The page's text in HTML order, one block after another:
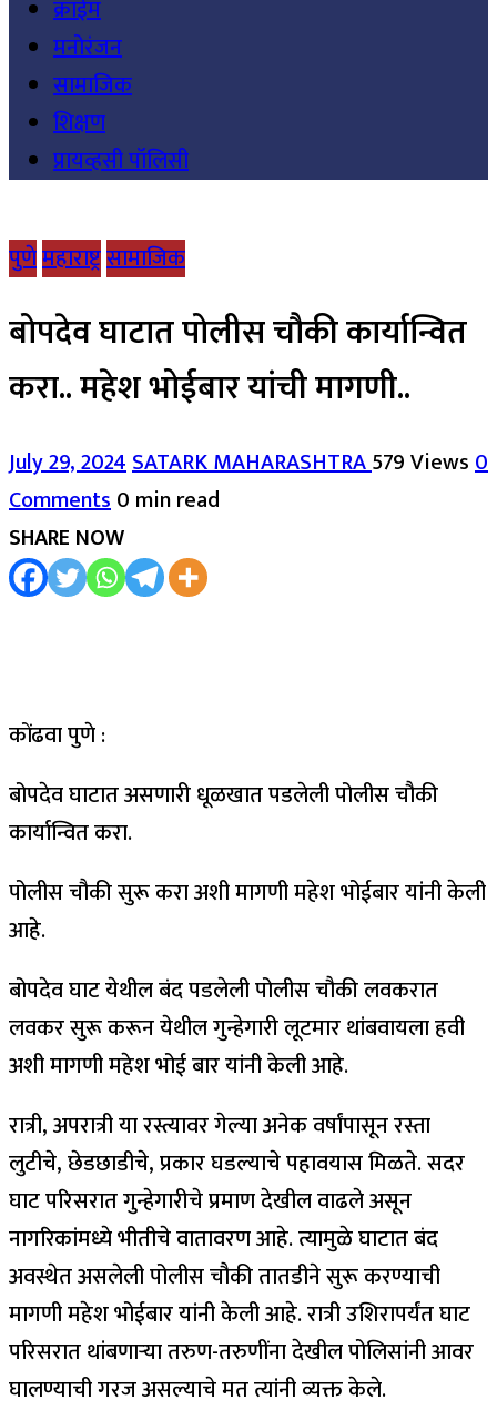
क्राईम
मनोरंजन
सामाजिक
शिक्षण
प्रायव्हसी पॉलिसी
पुणेमहाराष्ट्रसामाजिक
बोपदेव घाटात पोलीस चौकी कार्यान्वित
करा.. महेश भोईबार यांची मागणी..
July 29, 2024SATARK MAHARASHTRA579 Views0
Comments0 min read
SHARE NOW
कोंढवा पुणे :
बोपदेव घाटात असणारी धूळखात पडलेली पोलीस चौकी
कार्यान्वित करा.
पोलीस चौकी सुरू करा अशी मागणी महेश भोईबार यांनी केली
आहे.
बोपदेव घाट येथील बंद पडलेली पोलीस चौकी लवकरात
लवकर सुरू करून येथील गुन्हेगारी लूटमार थांबवायला हवी
अशी मागणी महेश भोई बार यांनी केली आहे.
रात्री, अपरात्री या रस्त्यावर गेल्या अनेक वर्षांपासून रस्ता
लुटीचे, छेडछाडीचे, प्रकार घडल्याचे पहावयास मिळते. सदर
घाट परिसरात गुन्हेगारीचे प्रमाण देखील वाढले असून
नागरिकांमध्ये भीतीचे वातावरण आहे. त्यामुळे घाटात बंद
अवस्थेत असलेली पोलीस चौकी तातडीने सुरू करण्याची
मागणी महेश भोईबार यांनी केली आहे. रात्री उशिरापर्यंत घाट
परिसरात थांबणाऱ्या तरुण-तरुणींना देखील पोलिसांनी आवर
घालण्याची गरज असल्याचे मत त्यांनी व्यक्त केले.